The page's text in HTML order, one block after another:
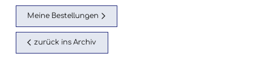
Meine Bestellungen
zurück ins Archiv